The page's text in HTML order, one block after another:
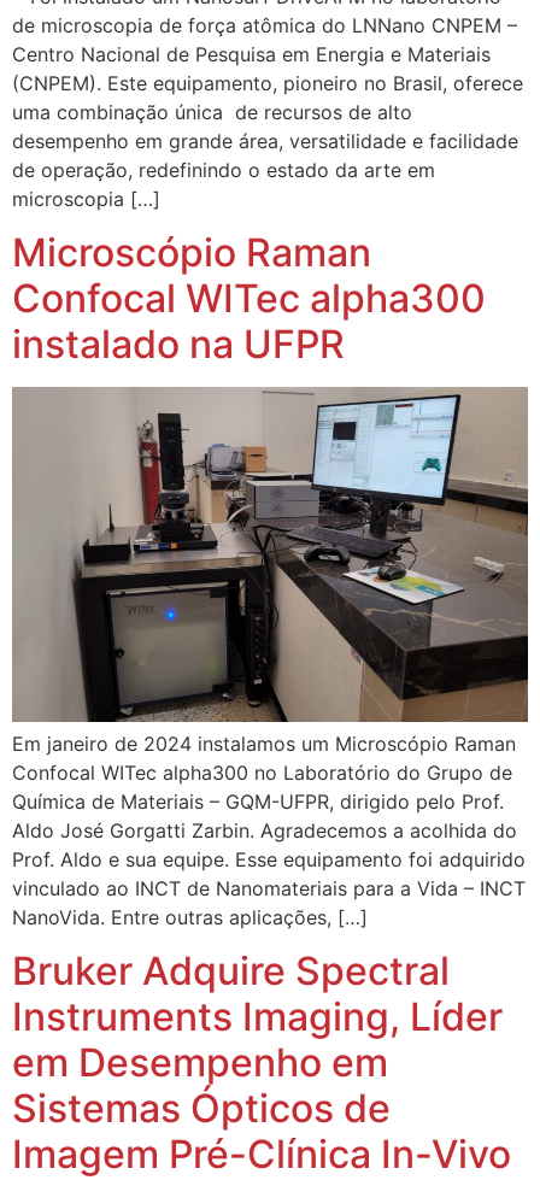
de microscopia de força atômica do LNNano CNPEM –
Centro Nacional de Pesquisa em Energia e Materiais
(CNPEM). Este equipamento, pioneiro no Brasil, oferece
uma combinação única de recursos de alto
desempenho em grande área, versatilidade e facilidade
de operação, redefinindo o estado da arte em
microscopia […]
Microscópio Raman
Confocal WITec alpha300
instalado na UFPR
Em janeiro de 2024 instalamos um Microscópio Raman
Confocal WITec alpha300 no Laboratório do Grupo de
Química de Materiais – GQM-UFPR, dirigido pelo Prof.
Aldo José Gorgatti Zarbin. Agradecemos a acolhida do
Prof. Aldo e sua equipe. Esse equipamento foi adquirido
vinculado ao INCT de Nanomateriais para a Vida – INCT
NanoVida. Entre outras aplicações, […]
Bruker Adquire Spectral
Instruments Imaging, Líder
em Desempenho em
Sistemas Ópticos de
Imagem Pré-Clínica In-Vivo